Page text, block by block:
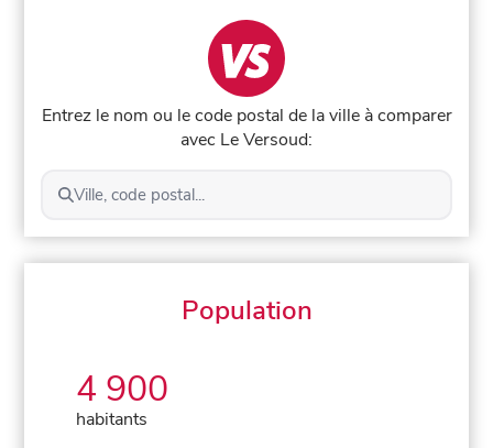
Entrez le nom ou le code postal de la ville à comparer
avec Le Versoud:
Ville, code postal...
Population
4 900
habitants